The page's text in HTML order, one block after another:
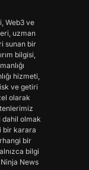
Web3 ve
uzman
sunan bir
bilgisi,
hizmeti,
ve getiri
olarak
dahil olmak
bir karara
bir
bilgi
News